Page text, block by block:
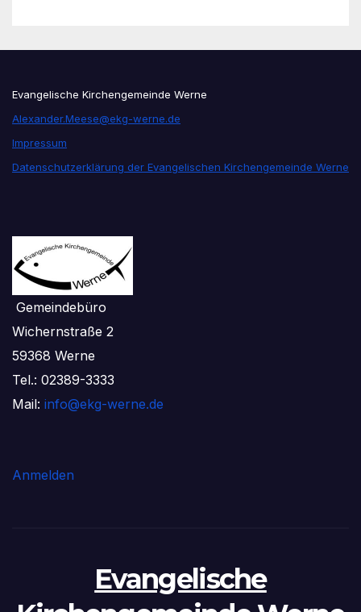
Evangelische Kirchengemeinde Werne
Alexander.Meese@ekg-werne.de
Impressum
Datenschutzerklärung der Evangelischen Kirchengemeinde Werne
Gemeindebüro
Wichernstraße 2
59368 Werne
Tel.: 02389-3333
Mail: info@ekg-werne.de
Anmelden
Evangelische